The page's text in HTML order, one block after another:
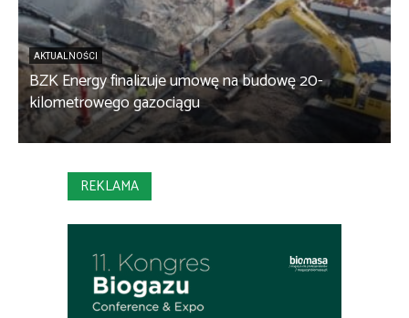
AKTUALNOŚCI
BZK Energy finalizuje umowę na budowę 20-
kilometrowego gazociągu
REKLAMA